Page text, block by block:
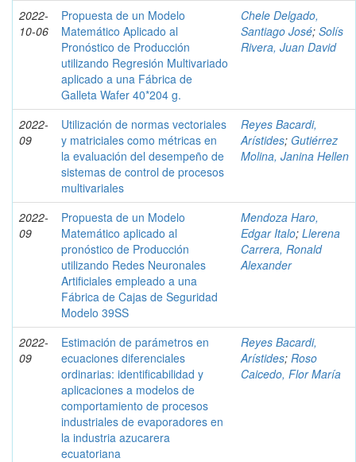
2022-
10-06
Propuesta de un Modelo
Matemático Aplicado al
Pronóstico de Producción
utilizando Regresión Multivariado
aplicado a una Fábrica de
Galleta Wafer 40*204 g.
Chele Delgado,
Santiago José; Solís
Rivera, Juan David
2022-
09
Utilización de normas vectoriales
y matriciales como métricas en
la evaluación del desempeño de
sistemas de control de procesos
multivariales
Reyes Bacardi,
Arístides; Gutiérrez
Molina, Janina Hellen
2022-
09
Propuesta de un Modelo
Matemático aplicado al
pronóstico de Producción
utilizando Redes Neuronales
Artificiales empleado a una
Fábrica de Cajas de Seguridad
Modelo 39SS
Mendoza Haro,
Edgar Italo; Llerena
Carrera, Ronald
Alexander
2022-
09
Estimación de parámetros en
ecuaciones diferenciales
ordinarias: identificabilidad y
aplicaciones a modelos de
comportamiento de procesos
industriales de evaporadores en
la industria azucarera
ecuatoriana
Reyes Bacardi,
Arístides; Roso
Caicedo, Flor María